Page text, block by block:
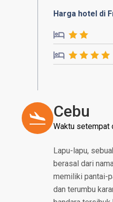
Harga hotel di
Cebu
Waktu setempat
Lapu-lapu,
berasal dari
memiliki pantai-
dan terumbu